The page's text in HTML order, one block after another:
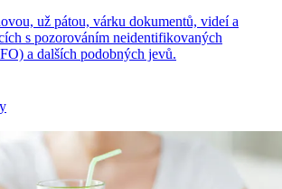
už pátou, várku dokumentů, videí a
s pozorováním neidentifikovaných
a dalších podobných jevů.